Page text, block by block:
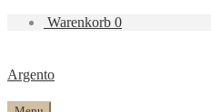
Warenkorb 0
Argento